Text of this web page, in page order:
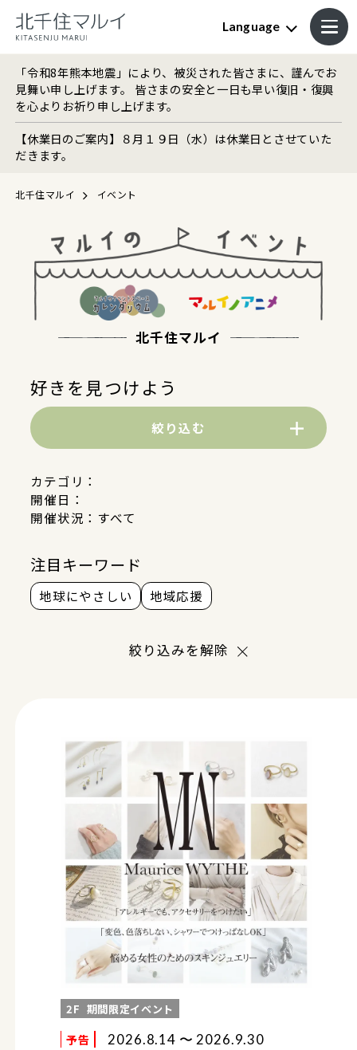
Language
「令和8年熊本地震」により、被災された皆さまに、謹んでお
見舞い申し上げます。 皆さまの安全と一日も早い復旧・復興
を心よりお祈り申し上げます。
【休業日のご案内】８月１９日（水）は休業日とさせていた
だきます。
北千住マルイ イベント
北千住マルイ
好きを見つけよう
絞り込む
カテゴリ：
開催日：
開催状況： すべて
注目キーワード
地球にやさしい 地域応援
絞り込みを解除
2F 期間限定イベント
予告 2026.8.14 〜 2026.9.30